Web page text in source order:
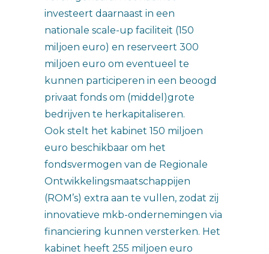
investeert daarnaast in een
nationale scale-up faciliteit (150
miljoen euro) en reserveert 300
miljoen euro om eventueel te
kunnen participeren in een beoogd
privaat fonds om (middel)grote
bedrijven te herkapitaliseren.
Ook stelt het kabinet 150 miljoen
euro beschikbaar om het
fondsvermogen van de Regionale
Ontwikkelingsmaatschappijen
(ROM’s) extra aan te vullen, zodat zij
innovatieve mkb-ondernemingen via
financiering kunnen versterken. Het
kabinet heeft 255 miljoen euro